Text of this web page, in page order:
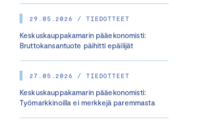
29.05.2026 / TIEDOTTEET
Keskuskauppakamarin pääekonomisti:
Bruttokansantuote päihitti epäilijät
27.05.2026 / TIEDOTTEET
Keskuskauppakamarin pääekonomisti:
Työmarkkinoilla ei merkkejä paremmasta